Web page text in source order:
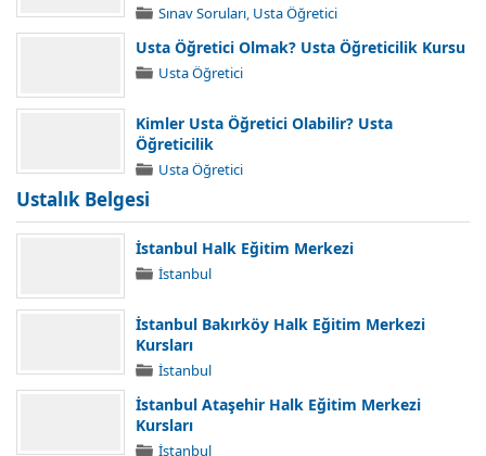
Sınav Soruları, Usta Öğretici
Usta Öğretici Olmak? Usta Öğreticilik Kursu
Usta Öğretici
Kimler Usta Öğretici Olabilir? Usta
Öğreticilik
Usta Öğretici
Ustalık Belgesi
İstanbul Halk Eğitim Merkezi
İstanbul
İstanbul Bakırköy Halk Eğitim Merkezi
Kursları
İstanbul
İstanbul Ataşehir Halk Eğitim Merkezi
Kursları
İstanbul